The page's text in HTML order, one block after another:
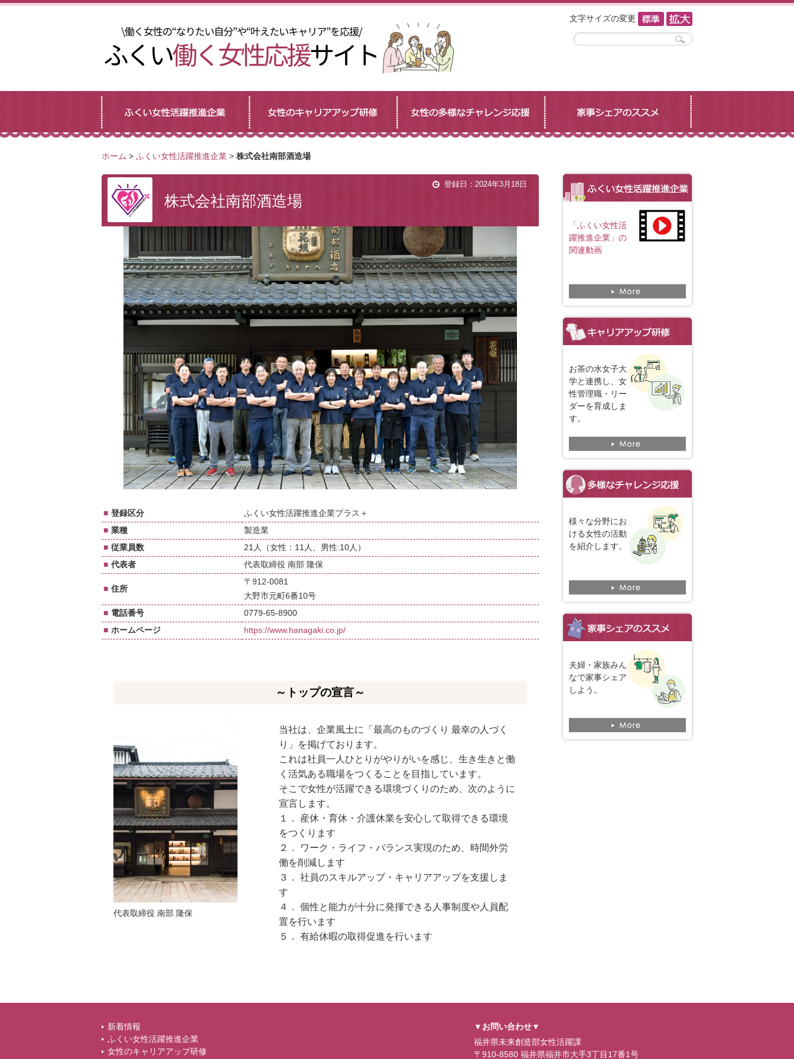
文字サイズの変更
ホーム > ふくい女性活躍推進企業 > 株式会社南部酒造場
株式会社南部酒造場
登録日：2024年3月18日
■ 登録区分
ふくい女性活躍推進企業プラス＋
■ 業種
製造業
■ 従業員数
21人（女性：11人、男性:10人）
■ 代表者 代表取締役 南部 隆保
■ 住所
〒912-0081
大野市元町6番10号
■ 電話番号
0779-65-8900
■ ホームページ https://www.hanagaki.co.jp/
～トップの宣言～
代表取締役 南部 隆保
当社は、企業風土に「最高のものづくり 最幸の人づく
り」を掲げております。
これは社員一人ひとりがやりがいを感じ、生き生きと働
く活気ある職場をつくることを目指しています。
そこで女性が活躍できる環境づくりのため、次のように
宣言します。
１． 産休・育休・介護休業を安心して取得できる環境
をつくります
２． ワーク・ライフ・バランス実現のため、時間外労
働を削減します
３． 社員のスキルアップ・キャリアアップを支援しま
す
４． 個性と能力が十分に発揮できる人事制度や人員配
置を行います
５． 有給休暇の取得促進を行います
「ふくい女性活
躍推進企業」の
関連動画
お茶の水女子大
学と連携し、女
性管理職・リー
ダーを育成しま
す。
様々な分野にお
ける女性の活動
を紹介します。
夫婦・家族みん
なで家事シェア
しよう。
新着情報
ふくい女性活躍推進企業
女性のキャリアアップ研修
▼お問い合わせ▼
福井県未来創造部女性活躍課
〒910-8580 福井県福井市大手3丁目17番1号